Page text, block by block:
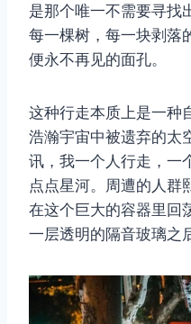
是那个唯一不需要寻找
每一棵树，每一块剥落
便永不再见的面孔。
这种行走本质上是一种
浩瀚宇宙中被遗弃的太
讯，我一个人行走，一
点点星河。周遭的人群
在这个巨大的容器里回
一层透明的隔音玻璃之